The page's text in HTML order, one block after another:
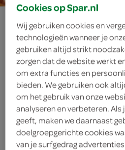
met
ingrediënten
300 milliliter roomijs
Cookies op Spar.nl
Wij gebruiken cookies en
technologieën wanneer je
gebruiken altijd strikt
zorgen dat de website werkt
om extra functies en
bieden. We gebruiken ook
om het gebruik van onze
analyseren en verbeteren.
geeft, maken we daarnaast
doelgroepgerichte cookies
van je surfgedrag